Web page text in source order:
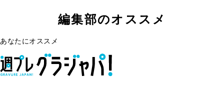
編集部のオススメ
あなたにオススメ